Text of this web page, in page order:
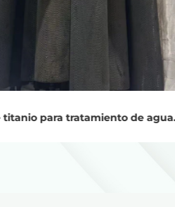
titanio para tratamiento de agua
Obtenga el precio del reciclaje